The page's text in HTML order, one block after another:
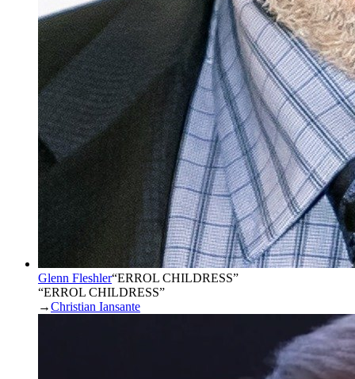
Glenn Fleshler“ERROL CHILDRESS”
“ERROL CHILDRESS”
→Christian Iansante